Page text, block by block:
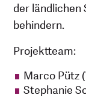
der ländlichen
behindern.
Projektteam:
Marco Pütz
Stephanie